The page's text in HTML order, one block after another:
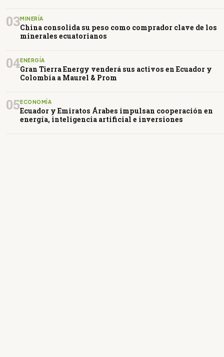
03MINERÍA
China consolida su peso como comprador clave de los
minerales ecuatorianos
04ENERGÍA
Gran Tierra Energy venderá sus activos en Ecuador y
Colombia a Maurel & Prom
05ECONOMÍA
Ecuador y Emiratos Árabes impulsan cooperación en
energía, inteligencia artificial e inversiones